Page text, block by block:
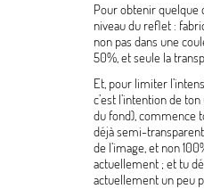
Pour obtenir quelque
niveau du reflet :
non pas dans une
50%, et seule la
Et, pour limiter
c’est l’intention de
du fond), commence
déjà semi-
de l’image, et non
actuellement ; et tu
actuellement un peu